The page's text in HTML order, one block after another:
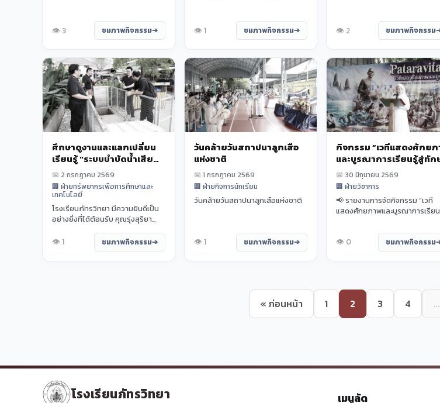
👁️ 3 ชมภาพกิจกรรม 👁️ 1 ชมภาพกิจกรรม 👁️ 2 ชมภาพกิจกรรม
ศึกษาดูงานและแลกเปลี่ยน
เรียนรู้ "ระบบบำบัดน้ำเสีย
ด้วยถังกรองทรายชีวภาพ
ร่วมกับเทคโนโลยีบึง
ประดิษฐ์" ของโรงเรียนภัทร
วิทยา
📅 2 กรกฎาคม 2569
🏢 ฝ่ายทรัพยากรเพื่อการศึกษาและ
เทคโนโลยี
โรงเรียนภัทรวิทยา มีความยินดีเป็น
อย่างยิ่งที่ได้ต้อนรับ คุณรุ่งสุริยา
👁️ 1 ชมภาพกิจกรรม
วันคล้ายวันสถาปนาลูกเสือ
แห่งชาติ
📅 1 กรกฎาคม 2569
🏢 ฝ่ายกิจการนักเรียน
วันคล้ายวันสถาปนาลูกเสือแห่งชาติ
👁️ 1 ชมภาพกิจกรรม
กิจกรรม “เวทีแสดงศักย
และบูรณาการเรียนรู้สู่ทัก
ชีวิต”
📅 30 มิถุนายน 2569
🏢 ฝ่ายวิชาการ
📢 รายงานการจัดกิจกรรม “เวที
แสดงศักยภาพและบูรณาการเรีย
👁️ 0 ชมภาพกิจกรรม
« ก่อนหน้า 1 2 3 4 ...
โรงเรียนภัทรวิทยา เมนูลัด